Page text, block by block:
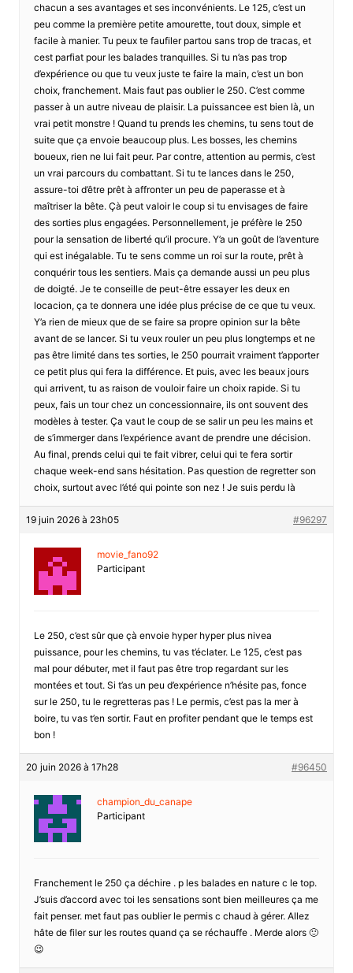
chacun a ses avantages et ses inconvénients. Le 125, c’est un
peu comme la première petite amourette, tout doux, simple et
facile à manier. Tu peux te faufiler partou sans trop de tracas, et
cest parfiat pour les balades tranquilles. Si tu n’as pas trop
d’expérience ou que tu veux juste te faire la main, c’est un bon
choix, franchement. Mais faut pas oublier le 250. C’est comme
passer à un autre niveau de plaisir. La puissancee est bien là, un
vrai petit monstre ! Quand tu prends les chemins, tu sens tout de
suite que ça envoie beaucoup plus. Les bosses, les chemins
boueux, rien ne lui fait peur. Par contre, attention au permis, c’est
un vrai parcours du combattant. Si tu te lances dans le 250,
assure-toi d’être prêt à affronter un peu de paperasse et à
maîtriser la bête. Çà peut valoir le coup si tu envisages de faire
des sorties plus engagées. Personnellement, je préfère le 250
pour la sensation de liberté qu’il procure. Y’a un goût de l’aventure
qui est inégalable. Tu te sens comme un roi sur la route, prêt à
conquérir tous les sentiers. Mais ça demande aussi un peu plus
de doigté. Je te conseille de peut-être essayer les deux en
locacion, ça te donnera une idée plus précise de ce que tu veux.
Y’a rien de mieux que de se faire sa propre opinion sur la bête
avant de se lancer. Si tu veux rouler un peu plus longtemps et ne
pas être limité dans tes sorties, le 250 pourrait vraiment t’apporter
ce petit plus qui fera la différence. Et puis, avec les beaux jours
qui arrivent, tu as raison de vouloir faire un choix rapide. Si tu
peux, fais un tour chez un concessionnaire, ils ont souvent des
modèles à tester. Ça vaut le coup de se salir un peu les mains et
de s’immerger dans l’expérience avant de prendre une décision.
Au final, prends celui qui te fait vibrer, celui qui te fera sortir
chaque week-end sans hésitation. Pas question de regretter son
choix, surtout avec l’été qui pointe son nez ! Je suis perdu là
19 juin 2026 à 23h05 #96297
movie_fano92
Participant
Le 250, c’est sûr que çà envoie hyper hyper plus nivea
puissance, pour les chemins, tu vas t’éclater. Le 125, c’est pas
mal pour débuter, met il faut pas être trop regardant sur les
montées et tout. Si t’as un peu d’expérience n’hésite pas, fonce
sur le 250, tu le regretteras pas ! Le permis, c’est pas la mer à
boire, tu vas t’en sortir. Faut en profiter pendant que le temps est
bon !
20 juin 2026 à 17h28 #96450
champion_du_canape
Participant
Franchement le 250 ça déchire . p les balades en nature c le top.
J’suis d’accord avec toi les sensations sont bien meilleures ça me
fait penser. met faut pas oublier le permis c chaud à gérer. Allez
hâte de filer sur les routes quand ça se réchauffe . Merde alors 🙂
😉